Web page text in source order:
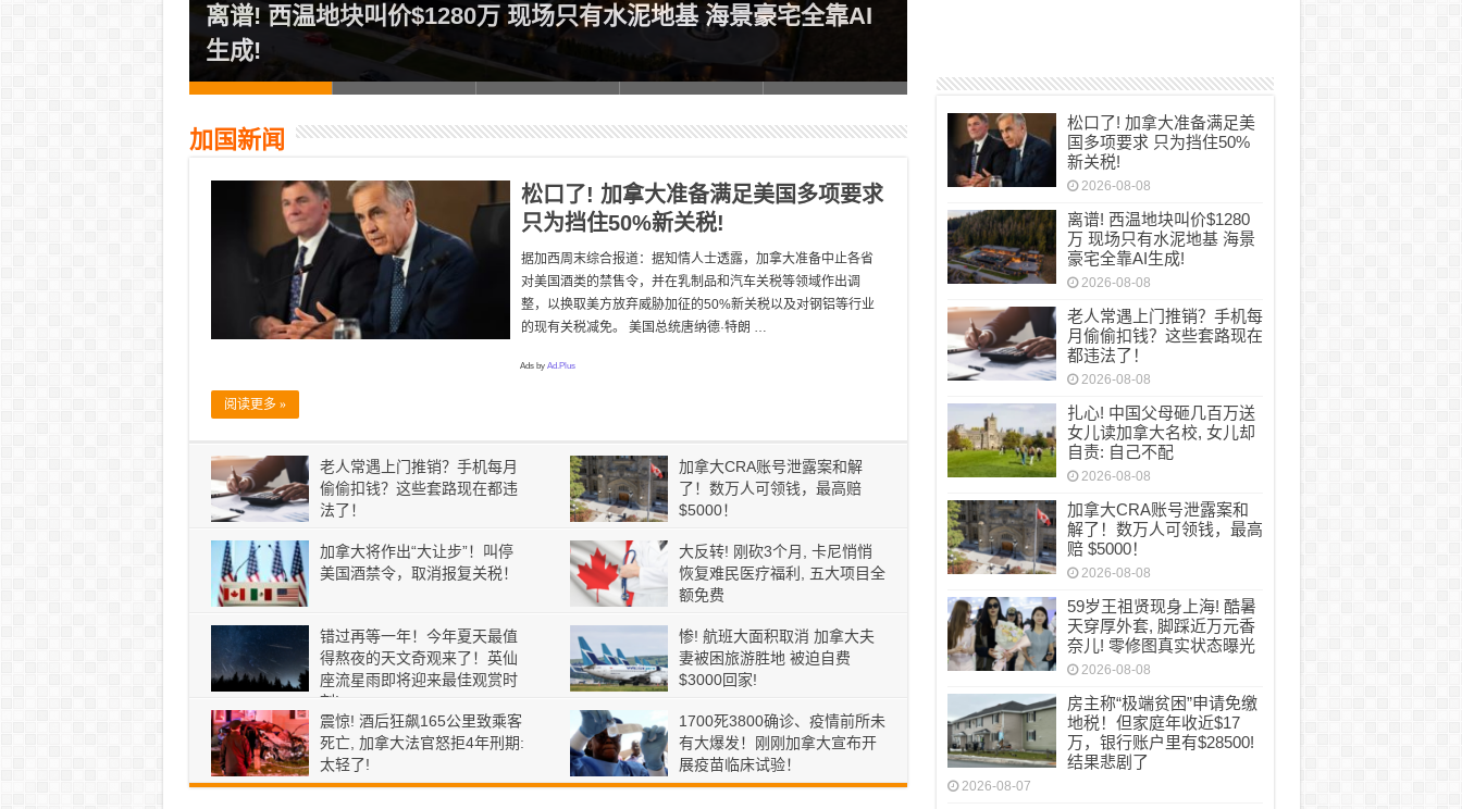
离谱! 西温地块叫价$1280万 现场只有水泥地基 海景豪宅全靠AI
生成!
加国新闻
松口了! 加拿大准备满足美国多项要求
只为挡住50%新关税!
据加西周末综合报道：据知情人士透露，加拿大准备中止各省
对美国酒类的禁售令，并在乳制品和汽车关税等领域作出调
整，以换取美方放弃威胁加征的50%新关税以及对钢铝等行业
的现有关税减免。 美国总统唐纳德·特朗 …
Ads by Ad.Plus
阅读更多 »
老人常遇上门推销？手机每月
偷偷扣钱？这些套路现在都违
法了！
加拿大CRA账号泄露案和解
了！数万人可领钱，最高赔
$5000！
加拿大将作出“大让步”！叫停
美国酒禁令，取消报复关税！
大反转! 刚砍3个月, 卡尼悄悄
恢复难民医疗福利, 五大项目全
额免费
错过再等一年！今年夏天最值
得熬夜的天文奇观来了！英仙
座流星雨即将迎来最佳观赏时
刻!
惨! 航班大面积取消 加拿大夫
妻被困旅游胜地 被迫自费
$3000回家!
震惊! 酒后狂飙165公里致乘客
死亡, 加拿大法官怒拒4年刑期:
太轻了!
1700死3800确诊、疫情前所未
有大爆发！刚刚加拿大宣布开
展疫苗临床试验！
松口了! 加拿大准备满足美
国多项要求 只为挡住50%
新关税!
2026-08-08
离谱! 西温地块叫价$1280
万 现场只有水泥地基 海景
豪宅全靠AI生成!
2026-08-08
老人常遇上门推销？手机每
月偷偷扣钱？这些套路现在
都违法了！
2026-08-08
扎心! 中国父母砸几百万送
女儿读加拿大名校, 女儿却
自责: 自己不配
2026-08-08
加拿大CRA账号泄露案和
解了！数万人可领钱，最高
赔 $5000！
2026-08-08
59岁王祖贤现身上海! 酷暑
天穿厚外套, 脚踩近万元香
奈儿! 零修图真实状态曝光
2026-08-08
房主称“极端贫困”申请免缴
地税！但家庭年收近$17
万，银行账户里有$28500!
结果悲剧了
2026-08-07